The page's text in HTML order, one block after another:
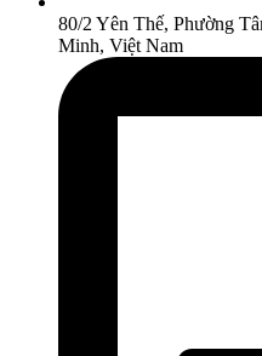
80/2 Yên Thế, Phường
Minh, Việt Nam